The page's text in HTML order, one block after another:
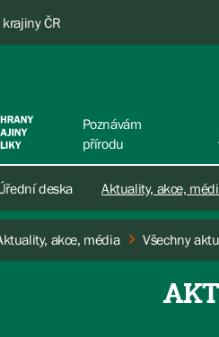
ČR
Poznávám
přírodu
deska Aktuality, akce,
akce, média Všechny